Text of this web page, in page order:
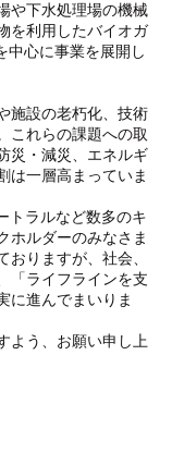
や下水処理場の機械
を利用したバイオガ
中心に事業を展開し
施設の老朽化、技術
これらの課題への取
災・減災、エネルギ
は一層高まっていま
トラルなど数多のキ
ホルダーのみなさま
おりますが、社会、
「ライフラインを支
に進んでまいりま
よう、お願い申し上